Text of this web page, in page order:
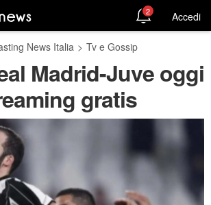
2 Accedi
News Italia > Tv e Gossip
Madrid-Juve oggi
gratis